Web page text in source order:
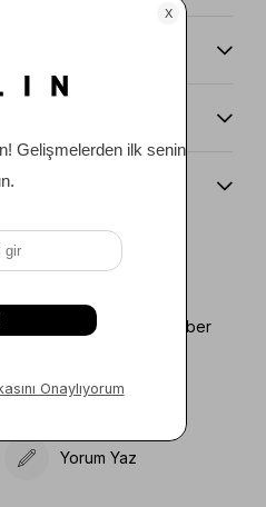
Koleksiyona Ekle
Fiyat Düşünce Haber
Yorum Yaz